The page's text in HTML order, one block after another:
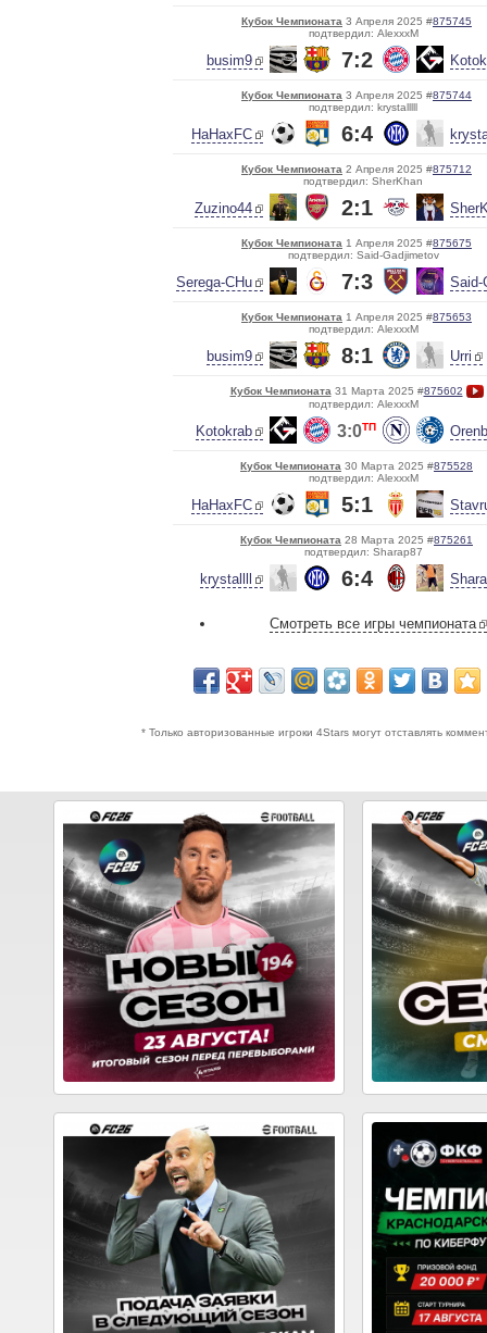
Кубок Чемпионата 3 Апреля 2025 #875745
подтвердил: AlexxxM
busim9 7:2
Кубок Чемпионата 3 Апреля 2025 #875744
подтвердил: krystalllll
HaHaxFC 6:4
Кубок Чемпионата 2 Апреля 2025 #875712
подтвердил: SherKhan
Zuzino44 2:1
Кубок Чемпионата 1 Апреля 2025 #875675
подтвердил: Said-Gadjimetov
Serega-CHu 7:3 Said-
Кубок Чемпионата 1 Апреля 2025 #875653
подтвердил: AlexxxM
busim9 8:1 Urri
Кубок Чемпионата31 Марта 2025 #875602
подтвердил: AlexxxM
Kotokrab 3:0ТП
Кубок Чемпионата 30 Марта 2025 #875528
подтвердил: AlexxxM
HaHaxFC 5:1
Кубок Чемпионата 28 Марта 2025 #875261
подтвердил: Sharap87
krystallll 6:4
Смотреть все игры чемпионата
* Только авторизованные игроки 4Stars могут отставлять